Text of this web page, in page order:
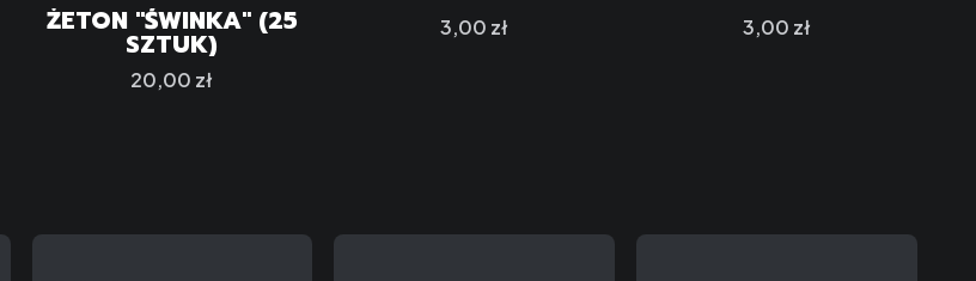
ŻETON "ŚWINKA" (25
SZTUK)
Cena
20,00 zł
Cena
3,00 zł Cena
3,00 zł